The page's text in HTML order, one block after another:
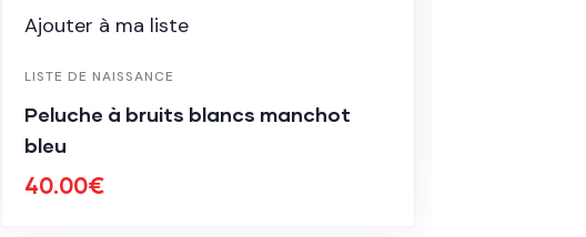
Ajouter à ma liste
LISTE DE NAISSANCE
Peluche à bruits blancs manchot
bleu
40.00€